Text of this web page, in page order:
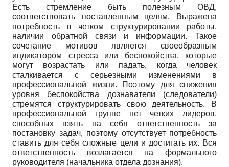
Есть стремление быть полезным ОВД,
соответствовать поставленным целям. Выражена
потребность в четком структурировании работы,
наличии обратной связи и информации. Такое
сочетание мотивов является своеобразным
индикатором стресса или беспокойства, которые
могут возрастать или падать, когда человек
сталкивается с серьезными изменениями в
профессиональной жизни. Поэтому для снижения
уровня беспокойства дознаватели (следователи)
стремятся структурировать свою деятельность. В
профессиональной группе нет четких лидеров,
способных взять на себя ответственность за
постановку задач, поэтому отсутствует потребность
ставить для себя сложные цели и достигать их. Вся
ответственность возлагается на формального
руководителя (начальника отдела дознания).